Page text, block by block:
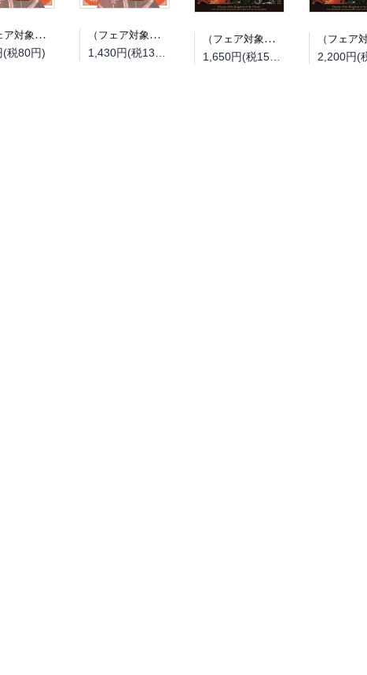
（フェア対象商品）【予約】【特典付き】オルクセン王国史~野蛮なオークの国は、如何にして平和なエルフの国を焼き払うに至ったか~ 7（08/25頃発送予定）
(税80円)
（フェア対象商品）【予約】【特典付き】オルクセン王国史~野蛮なオークの国は、如何にして平和なエルフの国を焼き払うに至ったか~ 7 小冊子付き特装版（08/25頃発送予定）
（フェア対象商品）【予約】【特典付き】オルクセン王国史~野蛮なオークの国は、如何にして平和なエルフの国を焼き払うに至ったか~ 7（08/12頃発送予定）